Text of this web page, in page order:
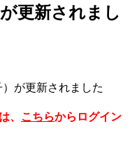
更新されまし
が更新されました
、 こちらからログイン